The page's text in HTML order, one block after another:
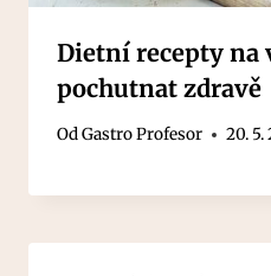
Dietní recepty na
pochutnat zdravě
OdGastro Profesor 20. 5.